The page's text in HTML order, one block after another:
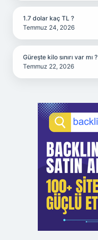
1.7 dolar kaç TL ?
Temmuz 24, 2026
Güreşte kilo sınırı var mı ?
Temmuz 22, 2026